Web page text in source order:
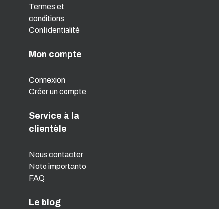
Termes et
conditions
Confidentialité
Mon compte
Connexion
Créer un compte
Service à la
clientèle
Nous contacter
Note importante
FAQ
Le blog